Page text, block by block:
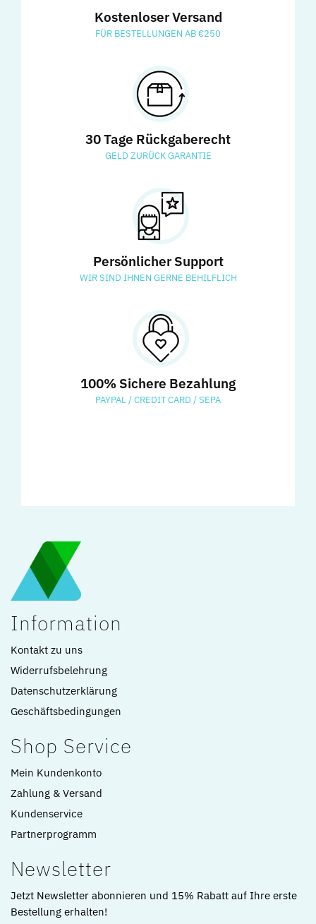
Kostenloser Versand
FÜR BESTELLUNGEN AB €250
30 Tage Rückgaberecht
GELD ZURÜCK GARANTIE
Persönlicher Support
WIR SIND IHNEN GERNE BEHILFLICH
100% Sichere Bezahlung
PAYPAL / CREDIT CARD / SEPA
Information
Kontakt zu uns
Widerrufsbelehrung
Datenschutzerklärung
Geschäftsbedingungen
Shop Service
Mein Kundenkonto
Zahlung & Versand
Kundenservice
Partnerprogramm
Newsletter
Jetzt Newsletter abonnieren und 15% Rabatt auf Ihre erste
Bestellung erhalten!